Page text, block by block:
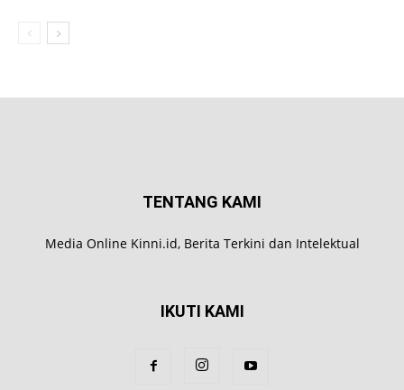
TENTANG KAMI
Media Online Kinni.id, Berita Terkini dan Intelektual
IKUTI KAMI